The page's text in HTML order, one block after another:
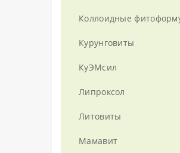
Коллоидные
Курунговиты
КуЭМсил
Липроксол
Литовиты
Мамавит